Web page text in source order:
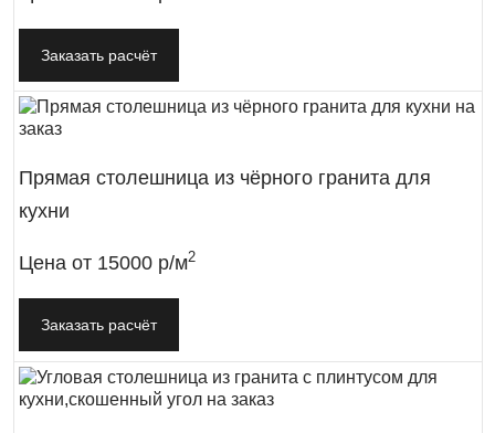
Заказать расчёт
Прямая столешница из чёрного гранита для
кухни
Цена от 15000 р/м2
Заказать расчёт